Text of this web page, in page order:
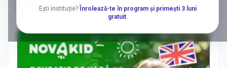
Ești instituție?
Înrolează-te în program și primești 3 luni
gratuit.
AD